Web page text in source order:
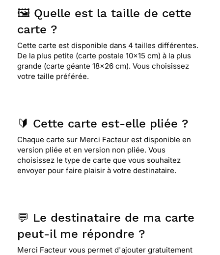
🖼️ Quelle est la taille de cette
carte ?
Cette carte est disponible dans 4 tailles différentes.
De la plus petite (carte postale 10x15 cm) à la plus
grande (carte géante 18x26 cm). Vous choisissez
votre taille préférée.
🔰 Cette carte est-elle pliée ?
Chaque carte sur Merci Facteur est disponible en
version pliée et en version non pliée. Vous
choisissez le type de carte que vous souhaitez
envoyer pour faire plaisir à votre destinataire.
💬 Le destinataire de ma carte
peut-il me répondre ?
Merci Facteur vous permet d'ajouter gratuitement